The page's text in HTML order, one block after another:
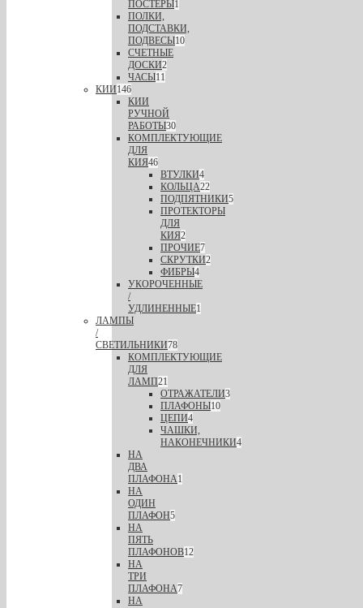
ПОСТЕРЫ1
ПОЛКИ,
ПОДСТАВКИ,
ПОДВЕСЫ10
СЧЕТНЫЕ
ДОСКИ2
ЧАСЫ11
КИИ146
КИИ
РУЧНОЙ
РАБОТЫ30
КОМПЛЕКТУЮЩИЕ
ДЛЯ
КИЯ46
ВТУЛКИ4
КОЛЬЦА22
ПОДПЯТНИКИ5
ПРОТЕКТОРЫ
ДЛЯ
КИЯ2
ПРОЧИЕ7
СКРУТКИ2
ФИБРЫ4
УКОРОЧЕННЫЕ
/
УДЛИНЕННЫЕ1
ЛАМПЫ
/
СВЕТИЛЬНИКИ78
КОМПЛЕКТУЮЩИЕ
ДЛЯ
ЛАМП21
ОТРАЖАТЕЛИ3
ПЛАФОНЫ10
ЦЕПИ4
ЧАШКИ,
НАКОНЕЧНИКИ4
НА
ДВА
ПЛАФОНА1
НА
ОДИН
ПЛАФОН5
НА
ПЯТЬ
ПЛАФОНОВ12
НА
ТРИ
ПЛАФОНА7
НА